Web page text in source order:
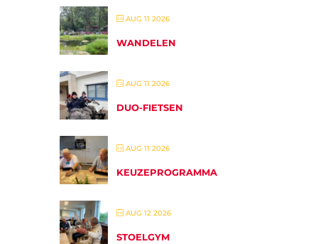
AUG 11 2026
WANDELEN
AUG 11 2026
DUO-FIETSEN
AUG 11 2026
KEUZEPROGRAMMA
AUG 12 2026
STOELGYM